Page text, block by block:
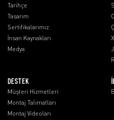
Tarihçe
Tasarım
Sertifikalarımız
İnsan Kaynakları
Medya
DESTEK
Müşteri Hizmetleri
Montaj Talimatları
Montaj Videoları